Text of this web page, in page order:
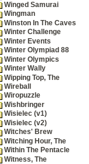
Winged Samurai
Wingman
Winston In The Caves
Winter Challenge
Winter Events
Winter Olympiad 88
Winter Olympics
Winter Wally
Wipping Top, The
Wireball
Wiropuzzle
Wishbringer
Wisielec (v1)
Wisielec (v2)
Witches' Brew
Witching Hour, The
Within The Pentacle
Witness, The